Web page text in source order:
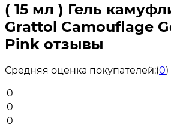
( 15 мл ) Гель
Grattol Camouflage
Pink отзывы
Средняя оценка покупателей:(0)
0
0
0